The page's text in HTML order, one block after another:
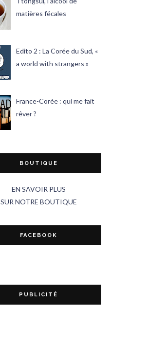
matières fécales
Edito 2 : La Corée du Sud, «
a world with strangers »
France-Corée : qui me fait
rêver ?
BOUTIQUE
EN SAVOIR PLUS
SUR NOTRE BOUTIQUE
FACEBOOK
PUBLICITÉ